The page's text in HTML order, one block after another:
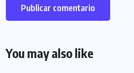
You may also like